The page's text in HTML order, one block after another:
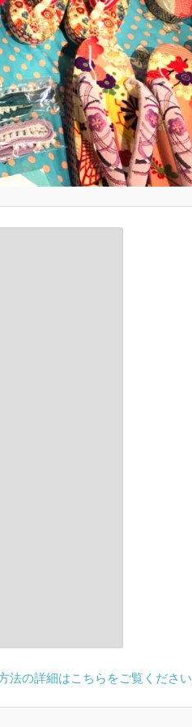
法の詳細はこちらをご覧ください